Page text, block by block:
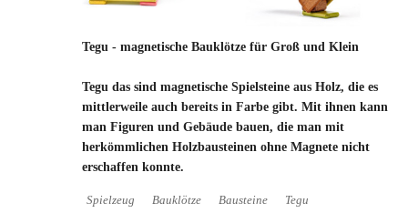
Tegu - magnetische Bauklötze für Groß und Klein
Tegu das sind magnetische Spielsteine aus Holz, die es
mittlerweile auch bereits in Farbe gibt. Mit ihnen kann
man Figuren und Gebäude bauen, die man mit
herkömmlichen Holzbausteinen ohne Magnete nicht
erschaffen konnte.
Spielzeug Bauklötze Bausteine
Tegu